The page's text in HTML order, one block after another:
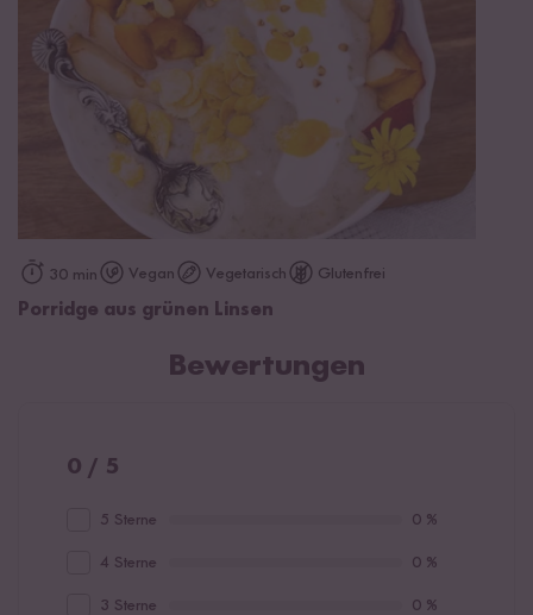
30 min Vegan Vegetarisch Glutenfrei
Porridge aus grünen Linsen
Bewertungen
0 / 5
5 Sterne 0 %
4 Sterne 0 %
3 Sterne 0 %